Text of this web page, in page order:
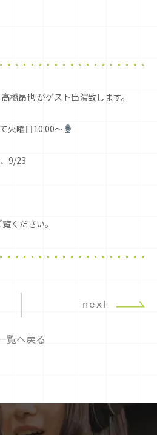
橋昂也 がゲスト出演致します。
火曜日10:00〜
9/23
ください。
覧へ戻る
next